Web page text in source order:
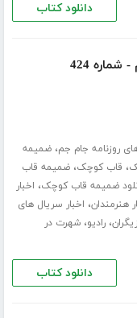
دانلود کتاب
424
روزنامه جام جم،ضمیمه
، قاب کوچک،ضمیمه قاب
ضمیمه قاب کوچک، اخبار
هنرمندان، اخبار سریال های
،رادیو،شهرت در
دانلود کتاب